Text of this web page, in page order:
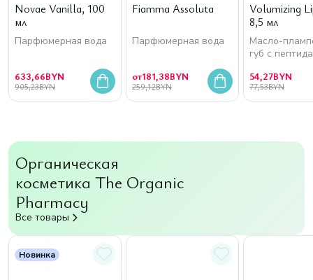
Novae Vanilla, 100
мл
Парфюмерная вода
633,66BYN
905,23BYN
Fiamma Assoluta
Парфюмерная вода
от181,38BYN
259,12BYN
Volumizing
8,5 мл
Масло-
губ с
54,27BYN
77,53BYN
Органическая
косметика The Organic
Pharmacy
Все товары
Новинка